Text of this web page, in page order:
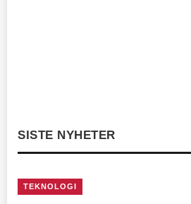
SISTE NYHETER
TEKNOLOGI